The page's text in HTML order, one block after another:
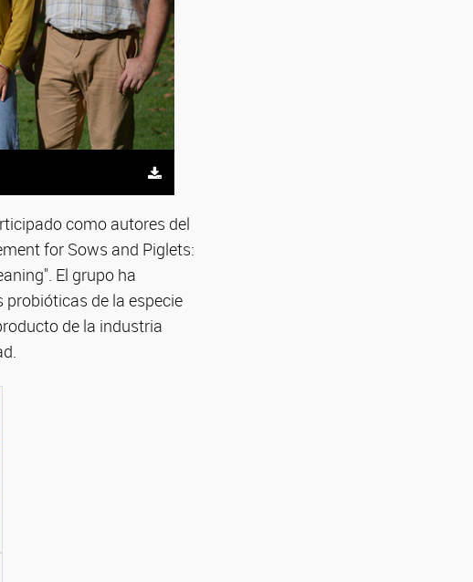
como autores del
for Sows and Piglets:
El grupo ha
de la especie
de la industria